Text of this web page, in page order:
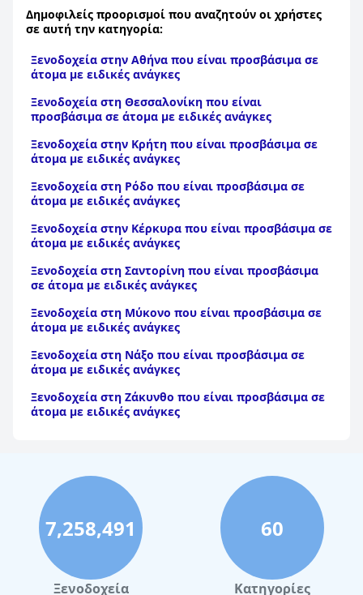
Δημοφιλείς προορισμοί που αναζητούν οι χρήστες
σε αυτή την κατηγορία:
Ξενοδοχεία στην Αθήνα που είναι προσβάσιμα σε
άτομα με ειδικές ανάγκες
Ξενοδοχεία στη Θεσσαλονίκη που είναι
προσβάσιμα σε άτομα με ειδικές ανάγκες
Ξενοδοχεία στην Κρήτη που είναι προσβάσιμα σε
άτομα με ειδικές ανάγκες
Ξενοδοχεία στη Ρόδο που είναι προσβάσιμα σε
άτομα με ειδικές ανάγκες
Ξενοδοχεία στην Κέρκυρα που είναι προσβάσιμα σε
άτομα με ειδικές ανάγκες
Ξενοδοχεία στη Σαντορίνη που είναι προσβάσιμα
σε άτομα με ειδικές ανάγκες
Ξενοδοχεία στη Μύκονο που είναι προσβάσιμα σε
άτομα με ειδικές ανάγκες
Ξενοδοχεία στη Νάξο που είναι προσβάσιμα σε
άτομα με ειδικές ανάγκες
Ξενοδοχεία στη Ζάκυνθο που είναι προσβάσιμα σε
άτομα με ειδικές ανάγκες
7,258,491
Ξενοδοχεία
60
Κατηγορίες